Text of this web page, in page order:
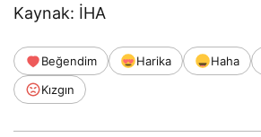
Kaynak: İHA
Beğendim Harika Haha
Kızgın